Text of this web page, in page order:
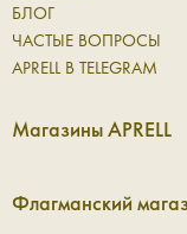
БЛОГ
ЧАСТЫЕ ВОПРОСЫ
APRELL В TELEGRAM
Магазины APRELL
Флагманский